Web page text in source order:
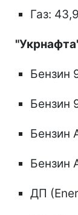
Газ:
Бензин
Бензин
Бензин
Бензин
ДП